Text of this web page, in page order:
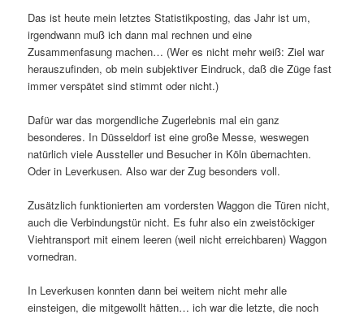
Das ist heute mein letztes Statistikposting, das Jahr ist um,
irgendwann muß ich dann mal rechnen und eine
Zusammenfasung machen… (Wer es nicht mehr weiß: Ziel war
herauszufinden, ob mein subjektiver Eindruck, daß die Züge fast
immer verspätet sind stimmt oder nicht.)
Dafür war das morgendliche Zugerlebnis mal ein ganz
besonderes. In Düsseldorf ist eine große Messe, weswegen
natürlich viele Aussteller und Besucher in Köln übernachten.
Oder in Leverkusen. Also war der Zug besonders voll.
Zusätzlich funktionierten am vordersten Waggon die Türen nicht,
auch die Verbindungstür nicht. Es fuhr also ein zweistöckiger
Viehtransport mit einem leeren (weil nicht erreichbaren) Waggon
vornedran.
In Leverkusen konnten dann bei weitem nicht mehr alle
einsteigen, die mitgewollt hätten… ich war die letzte, die noch